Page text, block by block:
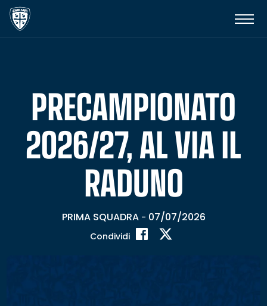
PRECAMPIONATO
2026/27, AL VIA IL
RADUNO
PRIMA SQUADRA - 07/07/2026
Condividi